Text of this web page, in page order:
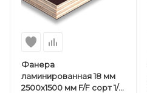
Фанера
ламинированная 18 мм
2500х1500 мм F/F сорт 1/1